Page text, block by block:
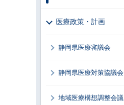
医療政策・計画
静岡県医療審議会
静岡県医療対策協議会
地域医療構想調整会議